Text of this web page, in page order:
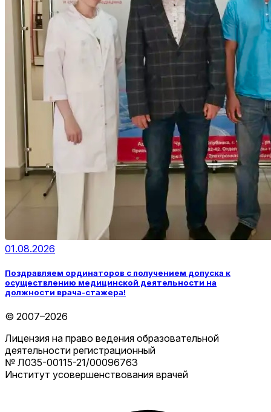
01.08.2026
Поздравляем ординаторов с получением допуска к
осуществлению медицинской деятельности на
должности врача-стажера!
© 2007–2026
Лицензия на право ведения образовательной
деятельности регистрационный
№ Л035-00115-21/00096763
Институт усовершенствования врачей